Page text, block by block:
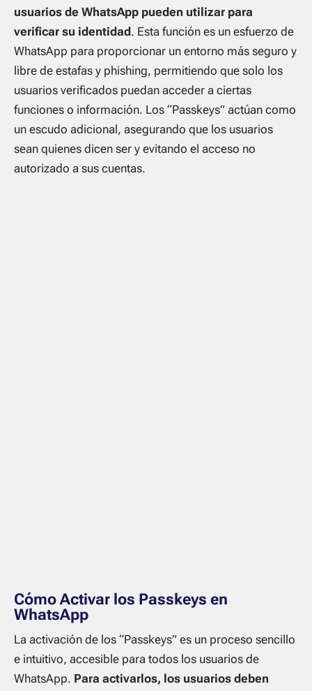
usuarios de WhatsApp pueden utilizar para
verificar su identidad. Esta función es un esfuerzo de
WhatsApp para proporcionar un entorno más seguro y
libre de estafas y phishing, permitiendo que solo los
usuarios verificados puedan acceder a ciertas
funciones o información. Los “Passkeys” actúan como
un escudo adicional, asegurando que los usuarios
sean quienes dicen ser y evitando el acceso no
autorizado a sus cuentas.
Cómo Activar los Passkeys en
WhatsApp
La activación de los “Passkeys” es un proceso sencillo
e intuitivo, accesible para todos los usuarios de
WhatsApp. Para activarlos, los usuarios deben